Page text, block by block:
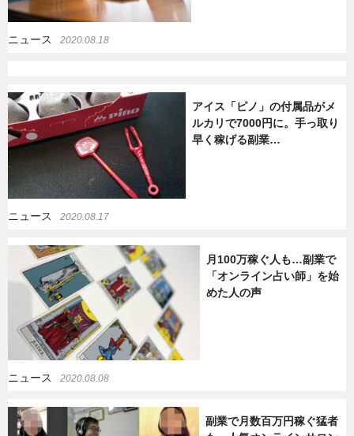
ニュース 2020.08.18
アイス「ピノ」の付属品がメ
ルカリで7000円に。手っ取り
早く稼げる副業…
ニュース 2020.08.17
月100万稼ぐ人も…副業で
「オンライン占い師」を始
めた人の声
ニュース 2020.08.08
副業で月数百万円稼ぐ猛者